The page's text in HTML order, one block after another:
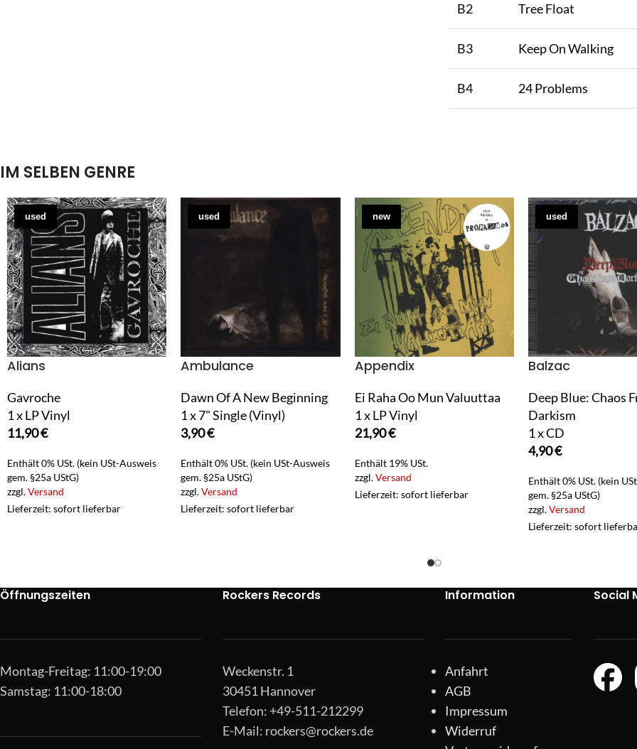
B2 Tree Float
B3 Keep On Walking
B4 24 Problems
IM SELBEN GENRE
used
Alians
Gavroche
1 x LP Vinyl
11,90€
Enthält 0% USt. (kein USt-Ausweis
gem. §25a UStG)
zzgl.Versand
Lieferzeit: sofort lieferbar
used
Ambulance
Dawn Of A New Beginning
1 x 7" Single (Vinyl)
3,90€
Enthält 0% USt. (kein USt-Ausweis
gem. §25a UStG)
zzgl.Versand
Lieferzeit: sofort lieferbar
new
Appendix
Ei Raha Oo Mun Valuuttaa
1 x LP Vinyl
21,90€
Enthält 19% USt.
zzgl.Versand
Lieferzeit: sofort lieferbar
used
Balzac
Deep Blue: Chaos
Darkism
1 x CD
4,90€
Enthält 0% USt. (kein
gem. §25a UStG)
zzgl.Versand
Lieferzeit: sofort
Öffnungszeiten
Montag-Freitag: 11:00-19:00
Samstag: 11:00-18:00
Rockers Records
Weckenstr. 1
30451 Hannover
Telefon: +49-511-212299
E-Mail: rockers@rockers.de
Information
Anfahrt
AGB
Impressum
Widerruf
Social